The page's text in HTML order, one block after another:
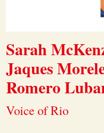
Sarah
Jaques
Romero
Voice of Rio